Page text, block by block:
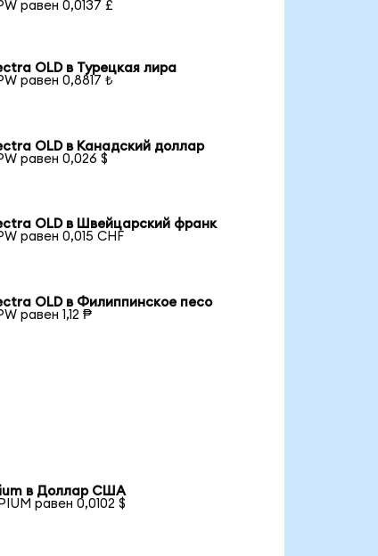
равен 0,0137 £
OLD в Турецкая лира
равен 0,8817 ₺
OLD в Канадский доллар
равен 0,026 $
OLD в Швейцарский франк
равен 0,015 CHF
OLD в Филиппинское песо
равен 1,12 ₱
в Доллар США
равен 0,0102 $